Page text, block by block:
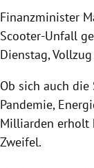
Finanzminister
Scooter-Unfall
Dienstag,
Ob sich auch
Pandemie,
Milliarden erholt
Zweifel.